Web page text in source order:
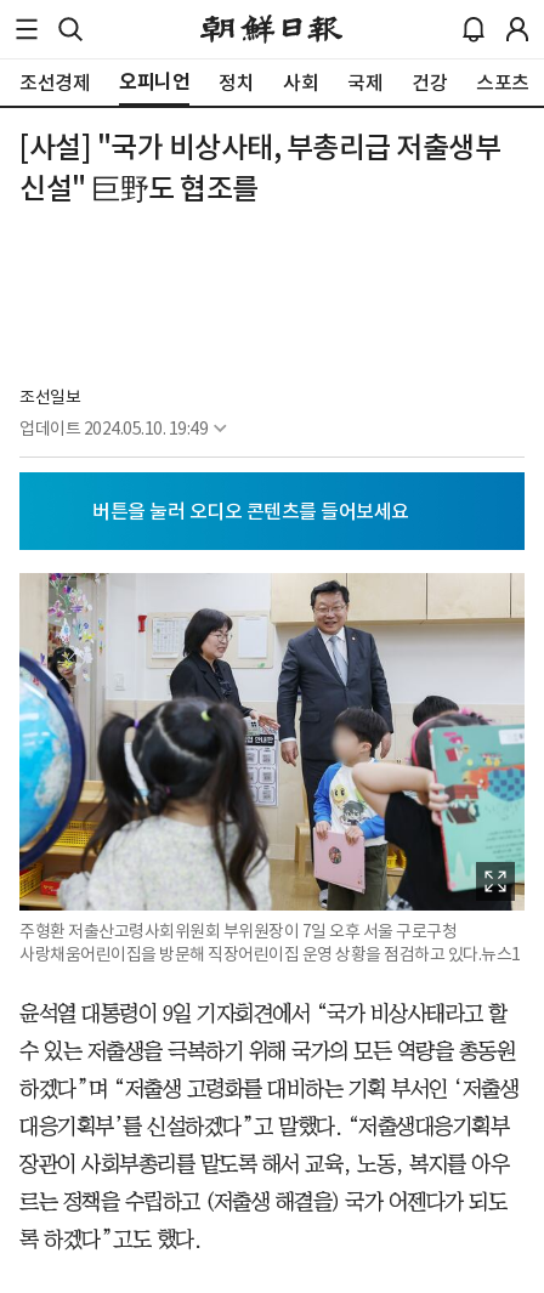
조선경제 오피니언 정치 사회 국제 건강 스포츠
[사설] "국가 비상사태, 부총리급 저출생부
신설" 巨野도 협조를
조선일보
업데이트 2024.05.10. 19:49
주형환 저출산고령사회위원회 부위원장이 7일 오후 서울 구로구청
사랑채움어린이집을 방문해 직장어린이집 운영 상황을 점검하고 있다.뉴스1
윤석열 대통령이 9일 기자회견에서 “국가 비상사태라고 할
수 있는 저출생을 극복하기 위해 국가의 모든 역량을 총동원
하겠다”며 “저출생 고령화를 대비하는 기획 부서인 ‘저출생
대응기획부’를 신설하겠다”고 말했다. “저출생대응기획부
장관이 사회부총리를 맡도록 해서 교육, 노동, 복지를 아우
르는 정책을 수립하고 (저출생 해결을) 국가 어젠다가 되도
록 하겠다”고도 했다.